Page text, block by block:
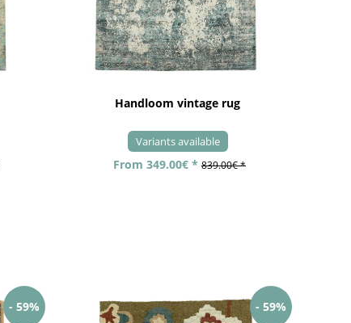
Handloom vintage rug
Variants available
From 349.00€ * 839.00€ *
- 59% - 59%